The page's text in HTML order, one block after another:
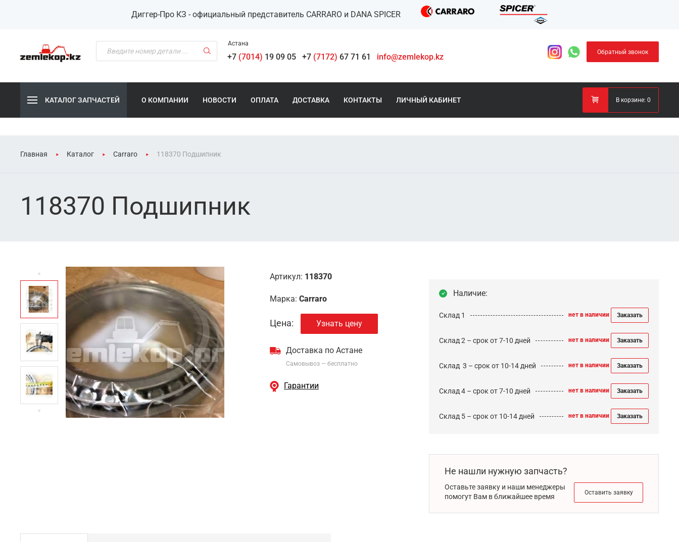
Диггер-Про КЗ - официальный представитель CARRARO и DANA SPICER
Астана
+7 (7014) 19 09 05 +7 (7172) 67 71 61 info@zemlekop.kz Обратный звонок
КАТАЛОГ ЗАПЧАСТЕЙ О КОМПАНИИ НОВОСТИ ОПЛАТА ДОСТАВКА КОНТАКТЫ ЛИЧНЫЙ КАБИНЕТ В корзине: 0
Главная Каталог Carraro 118370 Подшипник
118370 Подшипник
Артикул: 118370
Марка: Carraro
Цена: Узнать цену
Доставка по Астане
Самовывоз — бесплатно
Гарантии
Наличие:
Склад 1 нет в наличии Заказать
Склад 2 – срок от 7-10 дней нет в наличии Заказать
Cклад 3 – срок от 10-14 дней нет в наличии Заказать
Склад 4 – срок от 7-10 дней нет в наличии Заказать
Склад 5 – срок от 10-14 дней нет в наличии Заказать
Не нашли нужную запчасть?
Оставьте заявку и наши менеджеры
помогут Вам в ближайшее время
Оставить заявку